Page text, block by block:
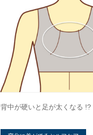
背中が硬いと足が太くなる !?